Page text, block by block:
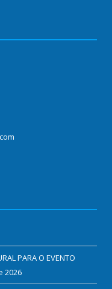
PARA O EVENTO
2026